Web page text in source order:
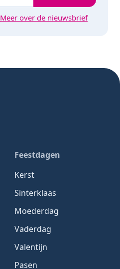
Meer over de nieuwsbrief
Feestdagen
Kerst
Sinterklaas
Moederdag
Vaderdag
Valentijn
Pasen